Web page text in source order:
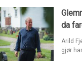
da
Arild
gjør